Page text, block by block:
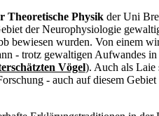
Theoretische Physikder Uni
der Neurophysiologie
bewiesen wurden. Von einem
- trotz gewaltigen Aufwandes
Vögel). Auch als Laie
- auch auf diesem